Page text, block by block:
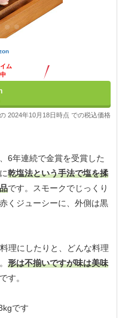
ム
2024年10月18日時点 での税込価格
6年連続で金賞を受賞した
乾塩法という手法で塩を揉
です。スモークでじっくり
くジューシーに、外側は黒
理にしたりと、どんな料理
形は不揃いですが味は美味
です。
です